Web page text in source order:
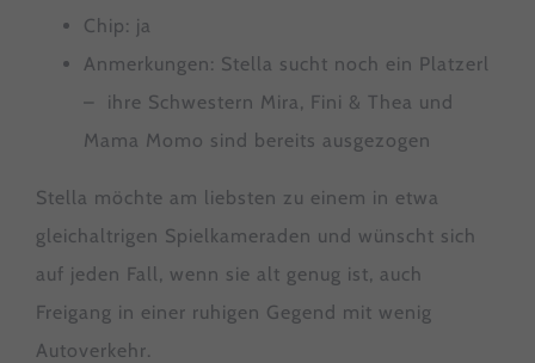
Chip: ja
Anmerkungen: Stella sucht noch ein Platzerl
– ihre Schwestern Mira, Fini & Thea und
Mama Momo sind bereits ausgezogen
Stella möchte am liebsten zu einem in etwa
gleichaltrigen Spielkameraden und wünscht sich
auf jeden Fall, wenn sie alt genug ist, auch
Freigang in einer ruhigen Gegend mit wenig
Autoverkehr.